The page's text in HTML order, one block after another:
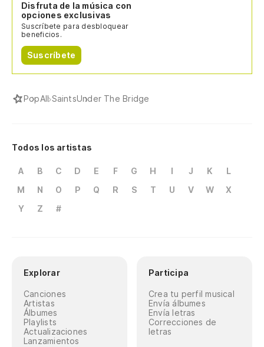
Disfruta de la música con
opciones exclusivas
Suscríbete para desbloquear
beneficios.
Suscríbete
PopAll SaintsUnder The Bridge
Todos los artistas
A B C D E F G H I J K
L
M
N O P Q R S T U V W
X
Y
Z #
Explorar
Canciones
Artistas
Álbumes
Playlists
Actualizaciones
Lanzamientos
Participa
Crea tu perfil musical
Envía álbumes
Envía letras
Correcciones de
letras